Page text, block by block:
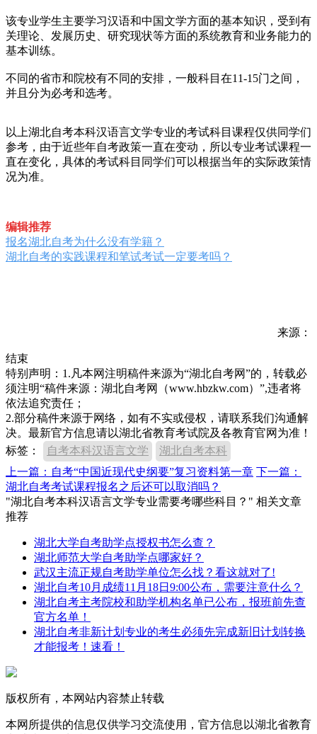
该专业学生主要学习汉语和中国文学方面的基本知识，受到有
关理论、发展历史、研究现状等方面的系统教育和业务能力的
基本训练。
不同的省市和院校有不同的安排，一般科目在11-15门之间，
并且分为必考和选考。
以上湖北自考本科汉语言文学专业的考试科目课程仅供同学们
参考，由于近些年自考政策一直在变动，所以专业考试课程一
直在变化，具体的考试科目同学们可以根据当年的实际政策情
况为准。
编辑推荐
报名湖北自考为什么没有学籍？
湖北自考的实践课程和笔试考试一定要考吗？
来源：
结束
特别声明：1.凡本网注明稿件来源为“湖北自考网”的，转载必
须注明“稿件来源：湖北自考网（www.hbzkw.com）”,违者将
依法追究责任；
2.部分稿件来源于网络，如有不实或侵权，请联系我们沟通解
决。最新官方信息请以湖北省教育考试院及各教育官网为准！
标签：
自考本科汉语言文学
湖北自考本科
上一篇：自考“中国近现代史纲要”复习资料第一章 下一篇：
湖北自考考试课程报名之后还可以取消吗？
"湖北自考本科汉语言文学专业需要考哪些科目？" 相关文章
推荐
湖北大学自考助学点授权书怎么查？
湖北师范大学自考助学点哪家好？
武汉主流正规自考助学单位怎么找？看这就对了!
湖北自考10月成绩11月18日9:00公布，需要注意什么？
湖北自考主考院校和助学机构名单已公布，报班前先查
官方名单！
湖北自考非新计划专业的考生必须先完成新旧计划转换
才能报考！速看！
版权所有，本网站内容禁止转载
本网所提供的信息仅供学习交流使用，官方信息以湖北省教育